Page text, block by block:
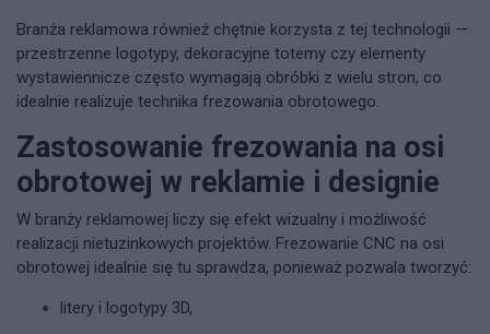
Branża reklamowa również chętnie korzysta z tej technologii —
przestrzenne logotypy, dekoracyjne totemy czy elementy
wystawiennicze często wymagają obróbki z wielu stron, co
idealnie realizuje technika frezowania obrotowego.
Zastosowanie frezowania na osi
obrotowej w reklamie i designie
W branży reklamowej liczy się efekt wizualny i możliwość
realizacji nietuzinkowych projektów. Frezowanie CNC na osi
obrotowej idealnie się tu sprawdza, ponieważ pozwala tworzyć:
litery i logotypy 3D,